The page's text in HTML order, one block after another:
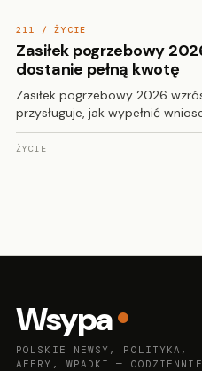
211 / ŻYCIE
Zasiłek pogrzebowy
dostanie pełną kwotę
Zasiłek pogrzebowy 2026
przysługuje, jak wypełnić
ŻYCIE
Wsypa
POLSKIE NEWSY, POLITYKA,
AFERY, WPADKI — CODZIENNIE